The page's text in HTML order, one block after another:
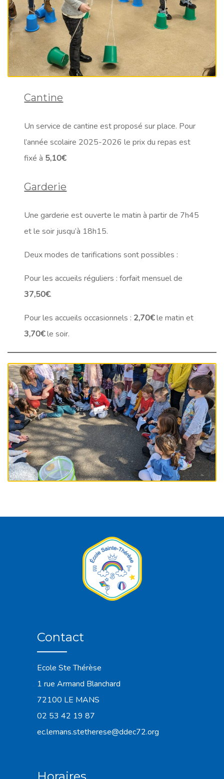
Cantine
Un service de cantine est proposé sur place. Pour
l’année scolaire 2025-2026 le prix du repas est
fixé à 5,10€
Garderie
Une garderie est ouverte le matin à partir de 7h45
et le soir jusqu’à 18h15.
Deux modes de tarifications sont possibles :
Pour les accueils réguliers : forfait mensuel de
37,50€.
Pour les accueils occasionnels : 2,70€le matin et
3,70€le soir.
Contact
Ecole Ste Thérèse
1 rue Armand Blanchard
72100 LE MANS
02 53 42 19 87
ec.lemans.stetherese@ddec72.org